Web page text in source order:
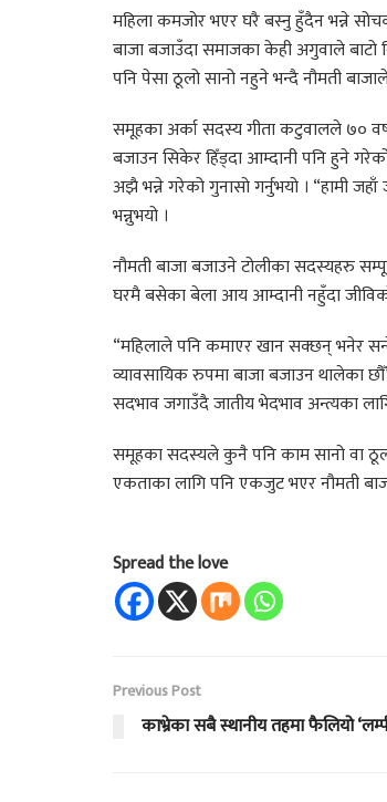
महिला कमजोर भएर घरै बस्नु हुँदैन भन्ने
बाजा बजाउँदा समाजका केही अगुवाले
पनि पेसा ठूलो सानो नहुने भन्दै नौमती
समूहका अर्का सदस्य गीता कटुवालले ७०
बजाउन सिकेर हिँड्दा आम्दानी पनि हुने
अझै भन्ने गरेको गुनासो गर्नुभयो । “हामी
भन्नुभयो ।
नौमती बाजा बजाउने टोलीका सदस्यहरु
घरमै बसेका बेला आय आम्दानी नहुँदा
“महिलाले पनि कमाएर खान सक्छन् भनेर
व्यावसायिक रुपमा बाजा बजाउन थालेका
सदभाव जगाउँदै जातीय भेदभाव अन्त्यका
समूहका सदस्यले कुनै पनि काम सानो वा
एकताका लागि पनि एकजुट भएर नौमती
Spread the love
Previous Post
काभ्रेका सबै स्थानीय तहमा फैलियो